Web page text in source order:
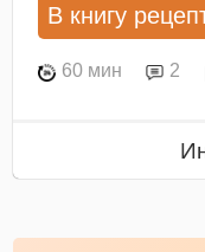
В книгу
60 мин 2